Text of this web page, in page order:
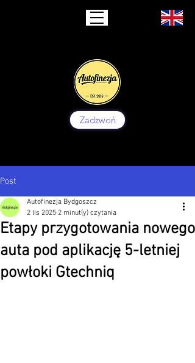
Zadzwoń
Post
Etapy przygotowania nowego
auta pod aplikację 5-letniej
powłoki Gtechniq
Autofinezja Bydgoszcz
2 lis 2025 2 minut(y) czytania